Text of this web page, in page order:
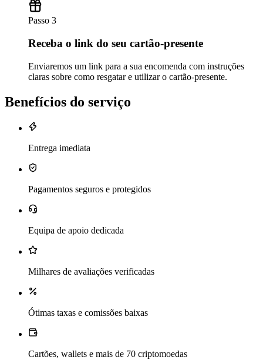
Passo 3
Receba o link do seu cartão-presente
Enviaremos um link para a sua encomenda com instruções
claras sobre como resgatar e utilizar o cartão-presente.
Benefícios do serviço
Entrega imediata
Pagamentos seguros e protegidos
Equipa de apoio dedicada
Milhares de avaliações verificadas
Ótimas taxas e comissões baixas
Cartões, wallets e mais de 70 criptomoedas